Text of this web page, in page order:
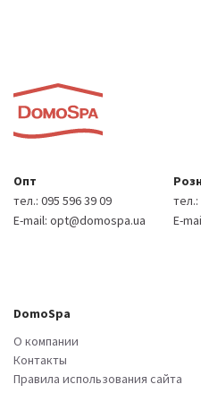
Опт
тел.: 095 596 39 09
E-mail: opt@domospa.ua
тел.:
E-
DomoSpa
О компании
Контакты
Правила использования сайта